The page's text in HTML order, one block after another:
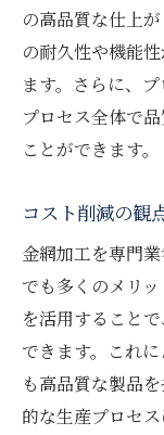
業者選
口コミ
技術力
見積も
納期と
アフタ
高品質
最新技
長期
生産効
リサイ
の高品質な仕上
の耐久性や機能
ます。さらに、
プロセス全体で
ことができます。
コスト削減の観
金網加工を専門
でも多くのメリ
を活用すること
できます。これ
も高品質な製品
的な生産プロセ